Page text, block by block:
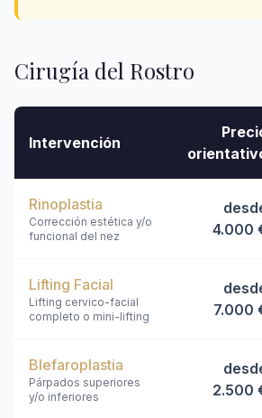
Cirugía del Rostro
Intervención
Rinoplastia
Corrección estética y/o
funcional del nez
4.000
Lifting Facial
Lifting cervico-facial
completo o mini-lifting
7.000
Blefaroplastia
Párpados superiores
y/o inferiores
2.500